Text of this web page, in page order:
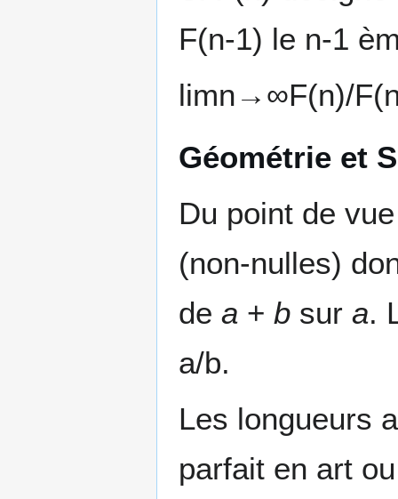
F(n-1) le n-1
limn → ∞F(n)/F(
Géométrie et
Du point de
(non-nulles)
de a + b sur a.
a/b.
Les longueurs
parfait en art